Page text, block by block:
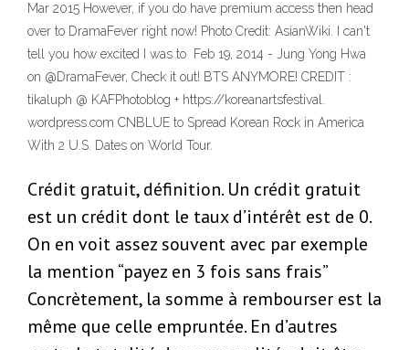
Mar 2015 However, if you do have premium access then head
over to DramaFever right now! Photo Credit: AsianWiki. I can't
tell you how excited I was to Feb 19, 2014 - Jung Yong Hwa
on @DramaFever, Check it out! BTS ANYMORE! CREDIT :
tikaluph @ KAFPhotoblog + https://koreanartsfestival.
wordpress.com CNBLUE to Spread Korean Rock in America
With 2 U.S. Dates on World Tour.
Crédit gratuit, définition. Un crédit gratuit
est un crédit dont le taux d’intérêt est de 0.
On en voit assez souvent avec par exemple
la mention “payez en 3 fois sans frais”
Concrètement, la somme à rembourser est la
même que celle empruntée. En d’autres